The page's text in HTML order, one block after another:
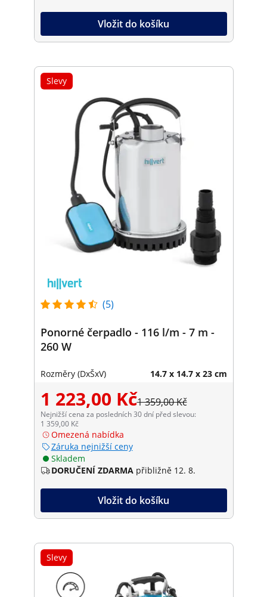
Vložit do košíku
Slevy
(5)
Ponorné čerpadlo - 116 l/m - 7 m -
260 W
Rozměry (DxŠxV) 14.7 x 14.7 x 23 cm
1 223,00 Kč1 359,00 Kč
Nejnižší cena za posledních 30 dní před slevou:
1 359,00 Kč
Omezená nabídka
Záruka nejnižší ceny
Skladem
DORUČENÍ ZDARMA přibližně 12. 8.
Vložit do košíku
Slevy